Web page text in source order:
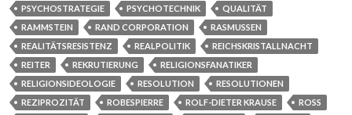
PSYCHOSTRATEGIE
PSYCHOTECHNIK
QUALITÄT
RAMMSTEIN
RAND CORPORATION
RASMUSSEN
REALITÄTSRESISTENZ
REALPOLITIK
REICHSKRISTALLNACHT
REITER
REKRUTIERUNG
RELIGIONSFANATIKER
RELIGIONSIDEOLOGIE
RESOLUTION
RESOLUTIONEN
REZIPROZITÄT
ROBESPIERRE ROLF-DIETER KRAUSE
ROSS